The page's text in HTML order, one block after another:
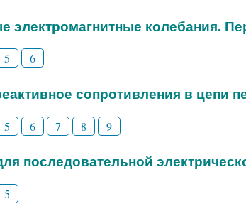
электромагнитные колебания.
5 6
сопротивления в цепи
5 6 7 8 9
последовательной
5